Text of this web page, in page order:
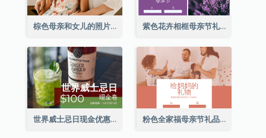
棕色母亲和女儿的照片母亲节的礼品卡 紫色花卉相框母亲节礼品卡
世界威士忌日现金优惠券 粉色全家福母亲节礼品卡